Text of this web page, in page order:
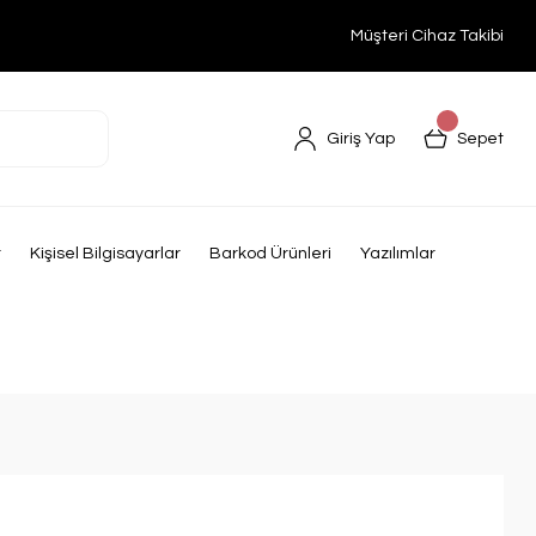
Müşteri Cihaz Takibi
Giriş Yap Sepet
Kişisel Bilgisayarlar Barkod Ürünleri Yazılımlar